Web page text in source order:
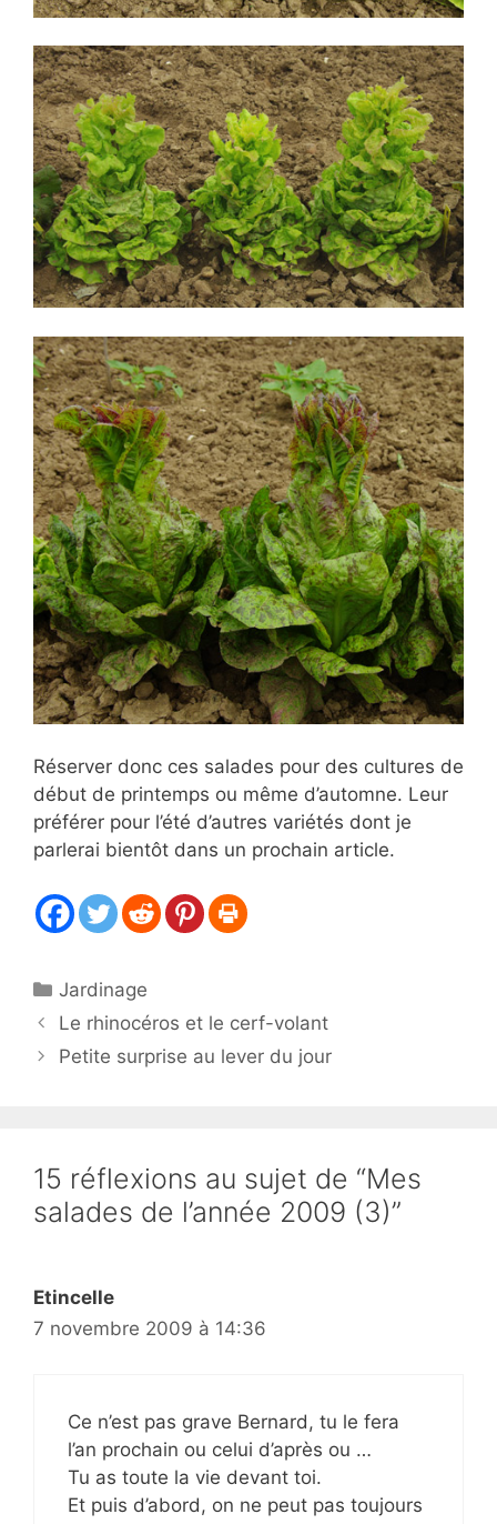
Réserver donc ces salades pour des cultures de
début de printemps ou même d’automne. Leur
préférer pour l’été d’autres variétés dont je
parlerai bientôt dans un prochain article.
Catégories
Jardinage
Le rhinocéros et le cerf-volant
Petite surprise au lever du jour
15 réflexions au sujet de “Mes
salades de l’année 2009 (3)”
Etincelle
7 novembre 2009 à 14:36
Ce n’est pas grave Bernard, tu le fera
l’an prochain ou celui d’après ou …
Tu as toute la vie devant toi.
Et puis d’abord, on ne peut pas toujours